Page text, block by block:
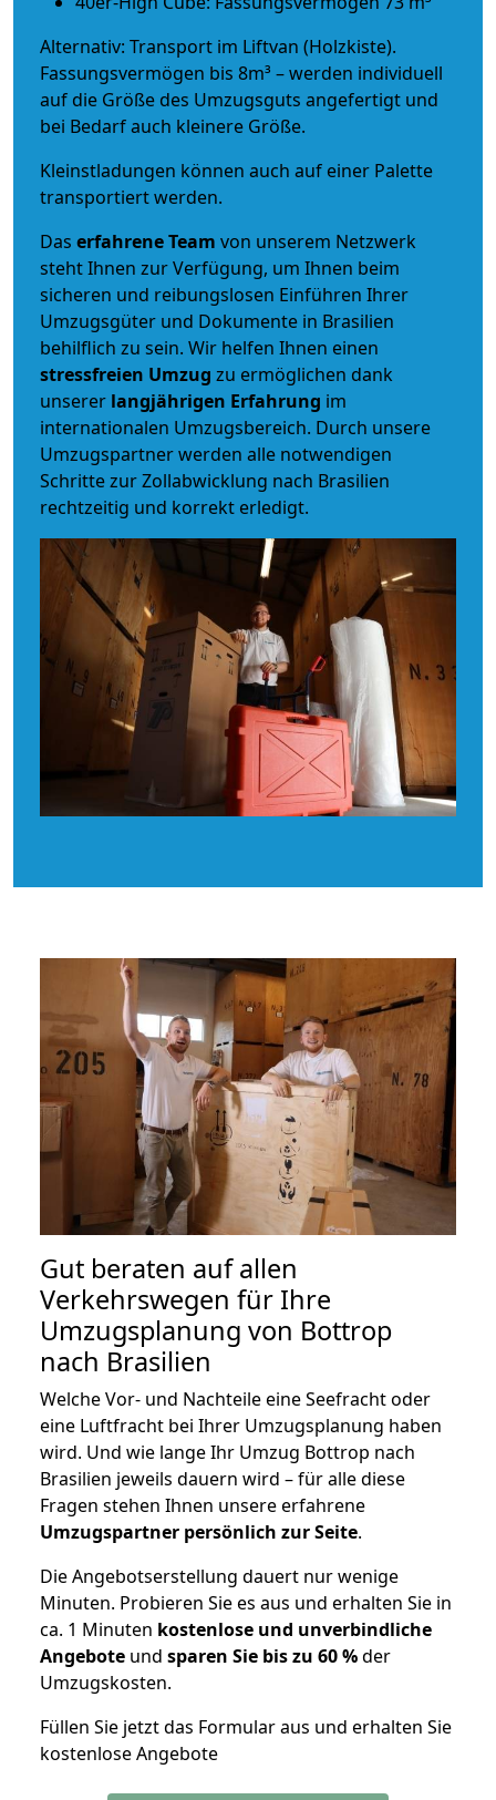
Alternativ: Transport im Liftvan (Holzkiste).
Fassungsvermögen bis 8m³ – werden individuell
auf die Größe des Umzugsguts angefertigt und
bei Bedarf auch kleinere Größe.
Kleinstladungen können auch auf einer Palette
transportiert werden.
Das erfahrene Team von unserem Netzwerk
steht Ihnen zur Verfügung, um Ihnen beim
sicheren und reibungslosen Einführen Ihrer
Umzugsgüter und Dokumente in Brasilien
behilflich zu sein. Wir helfen Ihnen einen
stressfreien Umzug zu ermöglichen dank
unserer langjährigen Erfahrung im
internationalen Umzugsbereich. Durch unsere
Umzugspartner werden alle notwendigen
Schritte zur Zollabwicklung nach Brasilien
rechtzeitig und korrekt erledigt.
Gut beraten auf allen
Verkehrswegen für Ihre
Umzugsplanung von Bottrop
nach Brasilien
Welche Vor- und Nachteile eine Seefracht oder
eine Luftfracht bei Ihrer Umzugsplanung haben
wird. Und wie lange Ihr Umzug Bottrop nach
Brasilien jeweils dauern wird – für alle diese
Fragen stehen Ihnen unsere erfahrene
Umzugspartner persönlich zur Seite.
Die Angebotserstellung dauert nur wenige
Minuten. Probieren Sie es aus und erhalten Sie in
ca. 1 Minuten kostenlose und unverbindliche
Angebote und sparen Sie bis zu 60 %der
Umzugskosten.
Füllen Sie jetzt das Formular aus und erhalten Sie
kostenlose Angebote